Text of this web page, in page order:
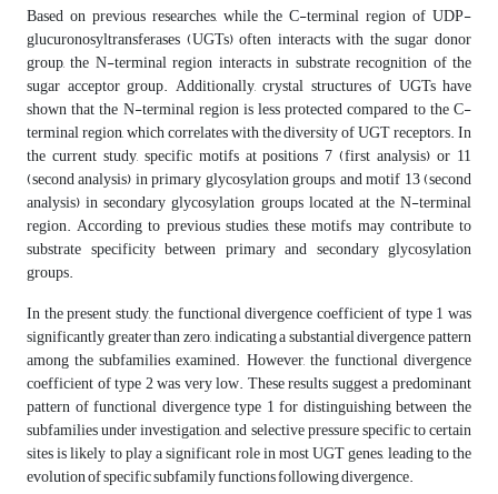
Based on previous researches, while the C-terminal region of UDP-
glucuronosyltransferases (UGTs) often interacts with the sugar donor
group, the N-terminal region interacts in substrate recognition of the
sugar acceptor group. Additionally, crystal structures of UGTs have
shown that the N-terminal region is less protected compared to the C-
terminal region, which correlates with the diversity of UGT receptors. In
the current study, specific motifs at positions 7 (first analysis) or 11
(second analysis) in primary glycosylation groups, and motif 13 (second
analysis) in secondary glycosylation groups located at the N-terminal
region. According to previous studies, these motifs may contribute to
substrate specificity between primary and secondary glycosylation
groups.
In the present study, the functional divergence coefficient of type 1 was
significantly greater than zero, indicating a substantial divergence pattern
among the subfamilies examined. However, the functional divergence
coefficient of type 2 was very low. These results suggest a predominant
pattern of functional divergence type 1 for distinguishing between the
subfamilies under investigation, and selective pressure specific to certain
sites is likely to play a significant role in most UGT genes, leading to the
evolution of specific subfamily functions following divergence.